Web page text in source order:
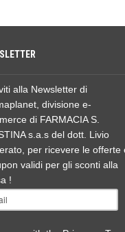
alla Newsletter di
divisione e-
di FARMACIA S.
s.a.s del dott. Livio
per ricevere le offerte
validi per gli sconti alla
!